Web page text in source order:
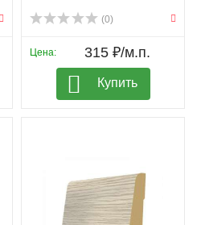
(0)
Цена: 315 ₽/м.п.
Купить